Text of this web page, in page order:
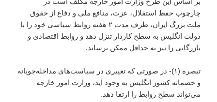
چارچوب حفظ استقلال، عزت، منافع ملی و دفاع از حقوق
ملت بزرگ ایران، ظرف مدت ۲ هفته روابط سیاسی خود را با
دولت انگلیس به سطح کاردار تنزل دهد و روابط اقتصادی و
بازرگانی را نیز به حداقل ممکن برساند.
تبصره (۱)- در صورتی که تغییری در سیاست‌های مداخله‌جویانه
و خصمانه کشور انگلیس به وجود آید، وزارت امور خارجه
می‌تواند سطح روابط را ارتقا دهد.